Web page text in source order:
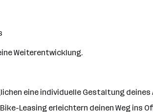
Weiterentwicklung.
eine individuelle Gestaltung
Leasing erleichtern deinen Weg ins